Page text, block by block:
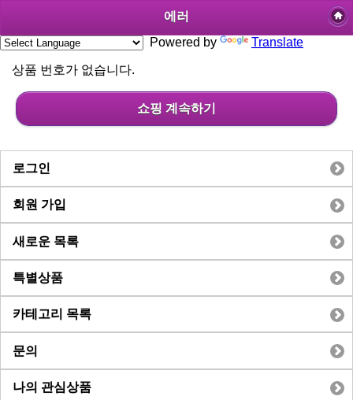
에러
Powered by
Translate
상품 번호가 없습니다.
쇼핑 계속하기
로그인
회원 가입
새로운 목록
특별상품
카테고리 목록
문의
나의 관심상품